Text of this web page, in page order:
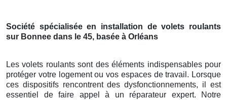
Société spécialisée en installation de volets roulants
sur Bonnee dans le 45, basée à Orléans
Les volets roulants sont des éléments indispensables pour
protéger votre logement ou vos espaces de travail. Lorsque
ces dispositifs rencontrent des dysfonctionnements, il est
essentiel de faire appel à un réparateur expert. Notre